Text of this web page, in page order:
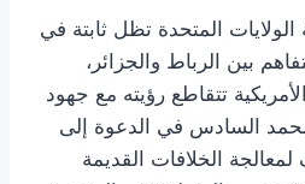
المتحدة تظل ثابتة في
بين الرباط والجزائر،
تتقاطع رؤيته مع جهود
السادس في الدعوة إلى
الخلافات القديمة